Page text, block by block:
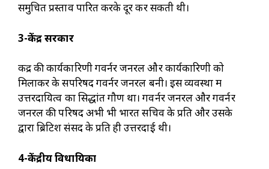
समुचित प्रस्ताव पारित करके दूर कर सकती थी।
3-केंद्र सरकार
केंद्र की कार्यकारिणी गवर्नर जनरल और कार्यकारिणी को
मिलाकर के सपरिषद गवर्नर जनरल बनी। इस व्यवस्था में
उत्तरदायित्व का सिद्धांत गौण था। गवर्नर जनरल और गवर्नर
जनरल की परिषद अभी भी भारत सचिव के प्रति और उसके
द्वारा ब्रिटिश संसद के प्रति ही उत्तरदाई थी।
4-केंद्रीय विधायिका